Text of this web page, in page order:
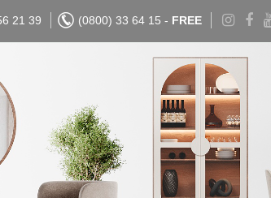
21 39 (0800) 33 64 15 - FREE